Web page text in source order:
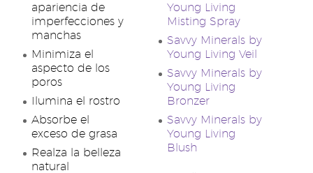
apariencia de
imperfecciones y
manchas
Minimiza el
aspecto de los
poros
Ilumina el rostro
Absorbe el
exceso de grasa
Realza la belleza
natural
Young Living
Misting Spray
Savvy Minerals by
Young Living Veil
Savvy Minerals by
Young Living
Bronzer
Savvy Minerals by
Young Living
Blush